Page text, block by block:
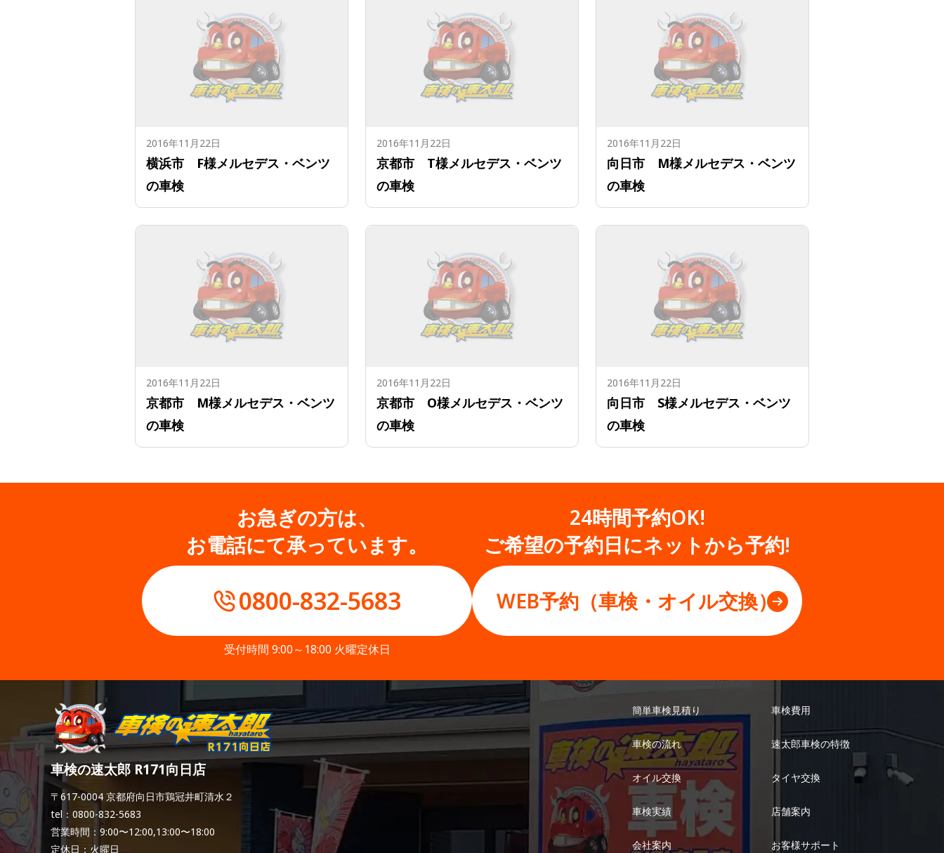
2016年11月22日
横浜市 F様メルセデス・ベンツ
の車検
2016年11月22日
京都市 T様メルセデス・ベンツ
の車検
2016年11月22日
向日市 M様メルセデス・ベンツ
の車検
2016年11月22日
京都市 M様メルセデス・ベンツ
の車検
2016年11月22日
京都市 O様メルセデス・ベンツ
の車検
2016年11月22日
向日市 S様メルセデス・ベンツ
の車検
お急ぎの方は、
お電話にて承っています。
0800-832-5683
受付時間 9:00～18:00 火曜定休日
24時間予約OK!
ご希望の予約日にネットから予約!
WEB予約（車検・オイル交換）
車検の速太郎 R171向日店
〒617-0004 京都府向日市鶏冠井町清水２
tel：0800-832-5683
営業時間：9:00〜12:00,13:00〜18:00
定休日：火曜日
簡単車検見積り 車検費用
車検の流れ 速太郎車検の特徴
オイル交換 タイヤ交換
車検実績 店舗案内
会社案内 お客様サポート